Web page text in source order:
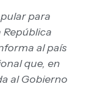
para
República
al país
que, en
al Gobierno